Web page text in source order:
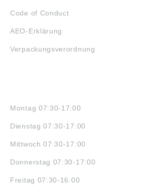
Code of Conduct
AEO-Erklärung
Verpackungsverordnung
Montag 07:30-17:00
Dienstag 07:30-17:00
Mittwoch 07:30-17:00
Donnerstag 07:30-17:00
Freitag 07:30-16:00